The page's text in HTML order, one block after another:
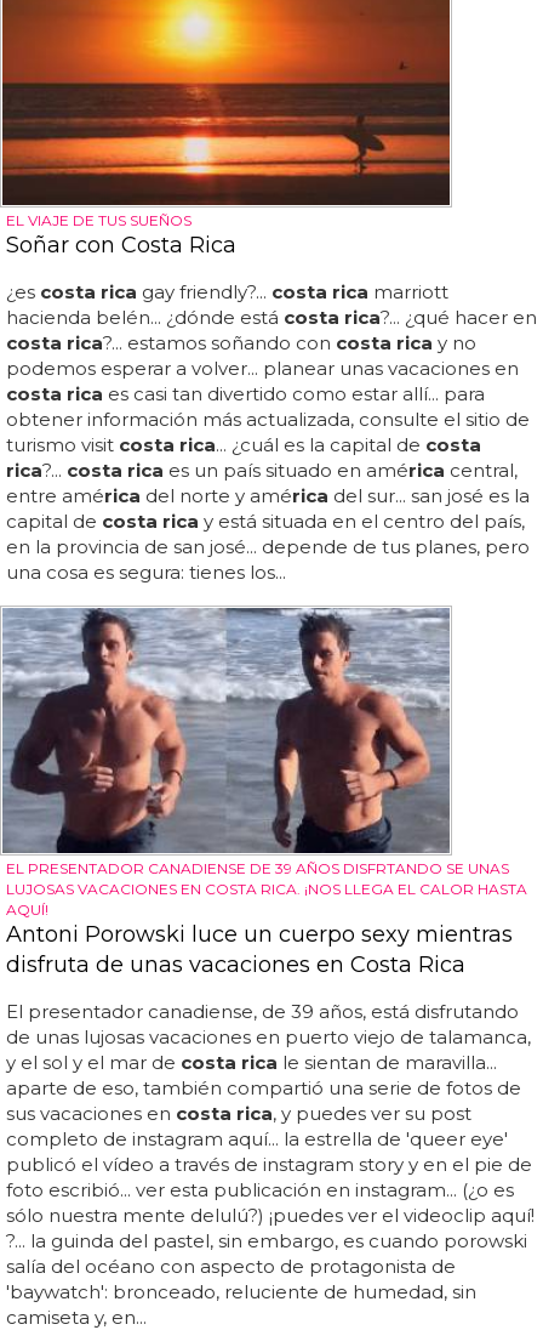
EL VIAJE DE TUS SUEÑOS
Soñar con Costa Rica
¿es costa rica gay friendly?... costa rica marriott
hacienda belén... ¿dónde está costa rica?... ¿qué hacer en
costa rica?... estamos soñando con costa rica y no
podemos esperar a volver... planear unas vacaciones en
costa rica es casi tan divertido como estar allí... para
obtener información más actualizada, consulte el sitio de
turismo visit costa rica... ¿cuál es la capital de costa
rica?... costa rica es un país situado en américa central,
entre américa del norte y américa del sur... san josé es la
capital de costa rica y está situada en el centro del país,
en la provincia de san josé... depende de tus planes, pero
una cosa es segura: tienes los...
EL PRESENTADOR CANADIENSE DE 39 AÑOS DISFRTANDO SE UNAS
LUJOSAS VACACIONES EN COSTA RICA. ¡NOS LLEGA EL CALOR HASTA
AQUÍ!
Antoni Porowski luce un cuerpo sexy mientras
disfruta de unas vacaciones en Costa Rica
El presentador canadiense, de 39 años, está disfrutando
de unas lujosas vacaciones en puerto viejo de talamanca,
y el sol y el mar de costa rica le sientan de maravilla...
aparte de eso, también compartió una serie de fotos de
sus vacaciones en costa rica, y puedes ver su post
completo de instagram aquí... la estrella de 'queer eye'
publicó el vídeo a través de instagram story y en el pie de
foto escribió... ver esta publicación en instagram... (¿o es
sólo nuestra mente delulú?) ¡puedes ver el videoclip aquí!
?... la guinda del pastel, sin embargo, es cuando porowski
salía del océano con aspecto de protagonista de
'baywatch': bronceado, reluciente de humedad, sin
camiseta y, en...